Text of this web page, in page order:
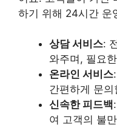
하기 위해 24시간 운
상담 서비스:
와주며, 필요
온라인 서비스
간편하게 문
신속한 피드백
여 고객의 불